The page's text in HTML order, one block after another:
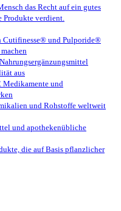
das Recht auf ein gutes
verdient.
Cutifinesse® und Pulporide®
aus
Medikamente und
und Rohstoffe weltweit
und apothekenübliche
die auf Basis pflanzlicher